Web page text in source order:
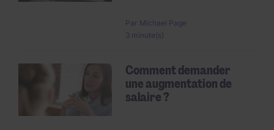
Par Michael Page
3 minute(s)
Comment demander
une augmentation de
salaire ?